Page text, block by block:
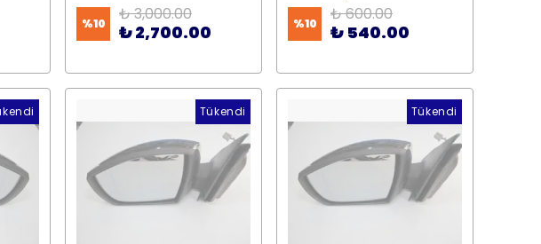
%10 ₺ 3,000.00
₺ 2,700.00 %10 ₺ 600.00
₺ 540.00
Tükendi Tükendi